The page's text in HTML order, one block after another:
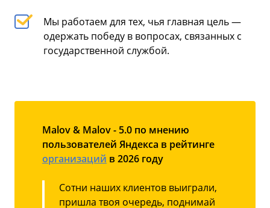
Мы работаем для тех, чья главная цель —
одержать победу в вопросах, связанных с
государственной службой.
Malov & Malov - 5.0 по мнению
пользователей Яндекса в рейтинге
организаций в 2026 году
Сотни наших клиентов выиграли,
пришла твоя очередь, поднимай